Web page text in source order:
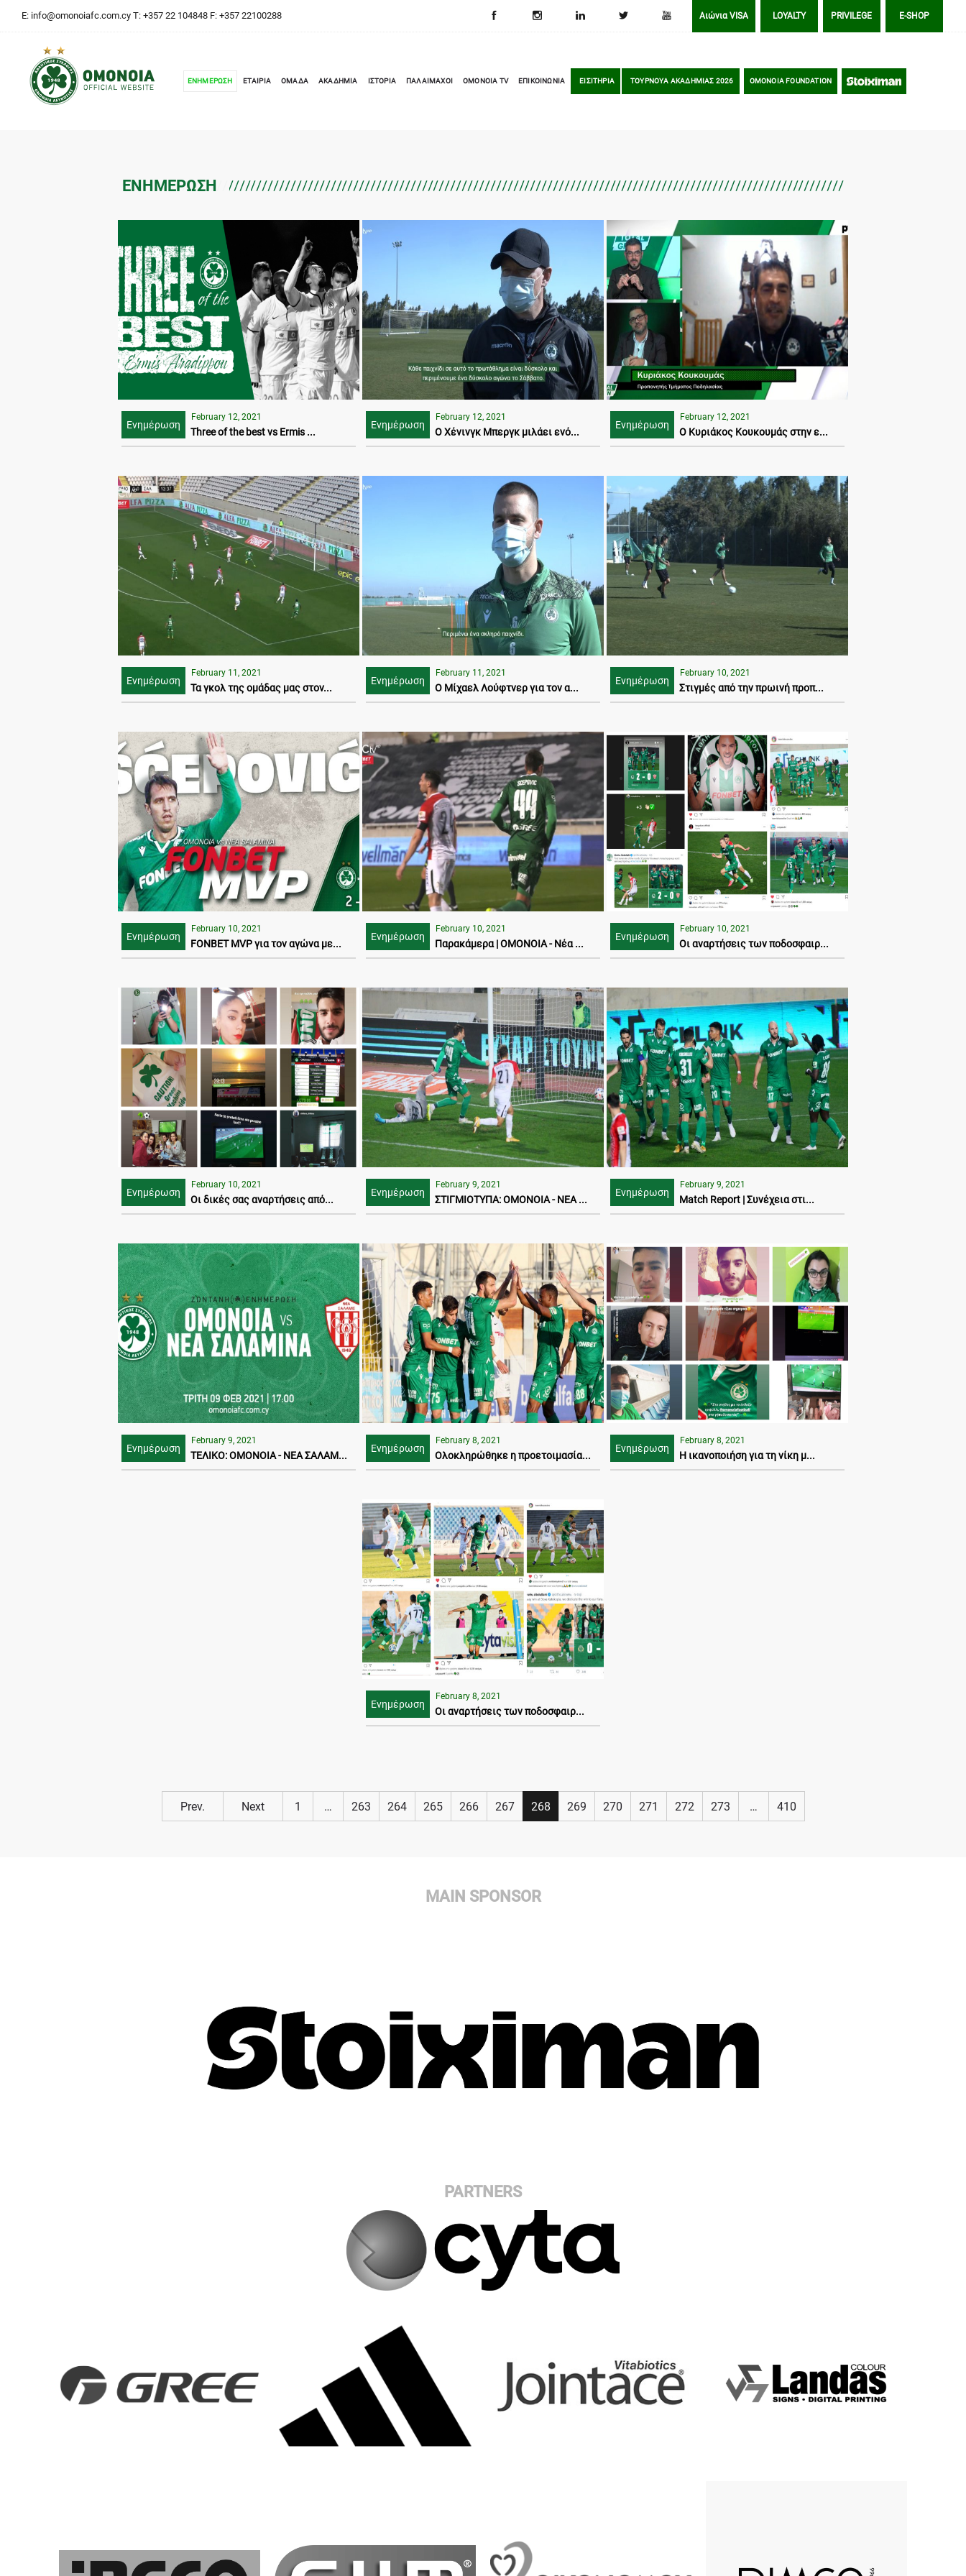
E: info@omonoiafc.com.cy T: +357 22 104848 F: +357 22100288 Αιώνια VISA LOYALTY PRIVILEGE E-SHOP
ΕΝΗΜΕΡΩΣΗ ΕΤΑΙΡΙΑ ΟΜΑΔΑ ΑΚΑΔΗΜΙΑ ΙΣΤΟΡΙΑ ΠΑΛΑΙΜΑΧΟΙ OMONOIA TV ΕΠΙΚΟΙΝΩΝΙΑ ΕΙΣΙΤΗΡΙΑ ΤΟΥΡΝΟΥΑ ΑΚΑΔΗΜΙΑΣ 2026 OMONOIA FOUNDATION STOIXIMAN
ΕΝΗΜΕΡΩΣΗ
Ενημέρωση
February 12, 2021
Three of the best vs Ermis ...
Ενημέρωση
February 12, 2021
Ο Χένινγκ Μπεργκ μιλάει ενό...
Ενημέρωση
February 12, 2021
Ο Κυριάκος Κουκουμάς στην ε...
Ενημέρωση
February 11, 2021
Τα γκολ της ομάδας μας στον...
Ενημέρωση
February 11, 2021
Ο Μίχαελ Λούφτνερ για τον α...
Ενημέρωση
February 10, 2021
Στιγμές από την πρωινή προπ...
Ενημέρωση
February 10, 2021
FONBET MVP για τον αγώνα με...
Ενημέρωση
February 10, 2021
Παρακάμερα | ΟΜΟΝΟΙΑ - Νέα ...
Ενημέρωση
February 10, 2021
Οι αναρτήσεις των ποδοσφαιρ...
Ενημέρωση
February 10, 2021
Οι δικές σας αναρτήσεις από...
Ενημέρωση
February 9, 2021
ΣΤΙΓΜΙΟΤΥΠΑ: ΟΜΟΝΟΙΑ - ΝΕΑ ...
Ενημέρωση
February 9, 2021
Match Report | Συνέχεια στι...
Ενημέρωση
February 9, 2021
ΤΕΛΙΚΟ: ΟΜΟΝΟΙΑ - ΝΕΑ ΣΑΛΑΜ...
Ενημέρωση
February 8, 2021
Ολοκληρώθηκε η προετοιμασία...
Ενημέρωση
February 8, 2021
Η ικανοποιήση για τη νίκη μ...
Ενημέρωση
February 8, 2021
Οι αναρτήσεις των ποδοσφαιρ...
Prev. Next 1 … 263 264 265 266 267 268 269 270 271 272 273 … 410
MAIN SPONSOR
PARTNERS